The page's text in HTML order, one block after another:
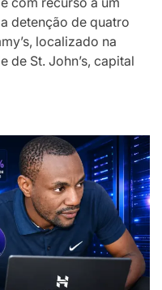
detenção de quatro
localizado na
de St. John’s, capital